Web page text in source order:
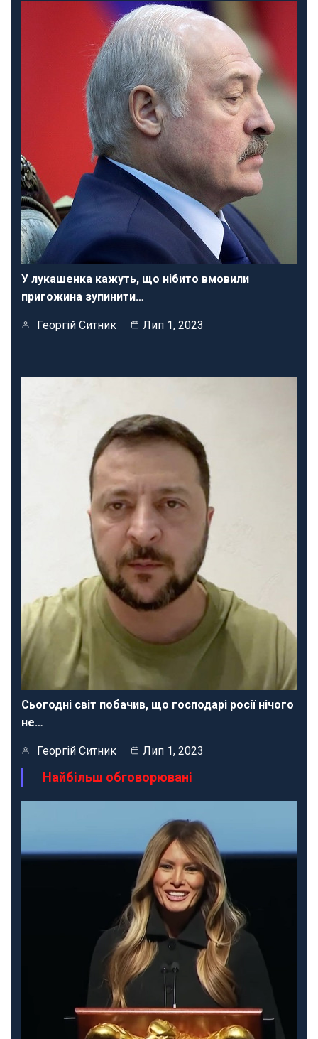
У лукашенка кажуть, що нібито вмовили
пригожина зупинити…
Георгій Ситник Лип 1, 2023
Сьогодні світ побачив, що господарі росії нічого
не…
Георгій Ситник Лип 1, 2023
Найбільш обговорювані